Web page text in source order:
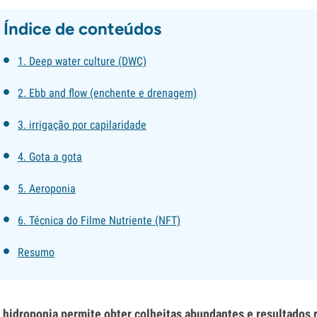
Índice de conteúdos
1. Deep water culture (DWC)
2. Ebb and flow (enchente e drenagem)
3. irrigação por capilaridade
4. Gota a gota
5. Aeroponia
6. Técnica do Filme Nutriente (NFT)
Resumo
hidroponia permite obter colheitas abundantes e resultados